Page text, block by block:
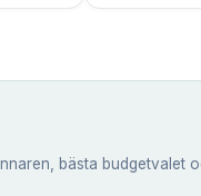
bästa budgetvalet